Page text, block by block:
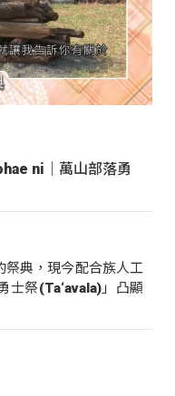
ni｜萬山部落勇
祭典，現今配合族人工
士祭(Ta‘avala)」凸顯